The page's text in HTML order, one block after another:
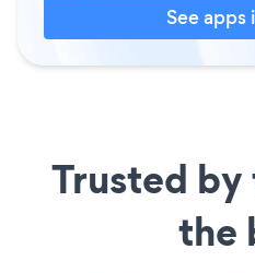
See apps
Trusted
the